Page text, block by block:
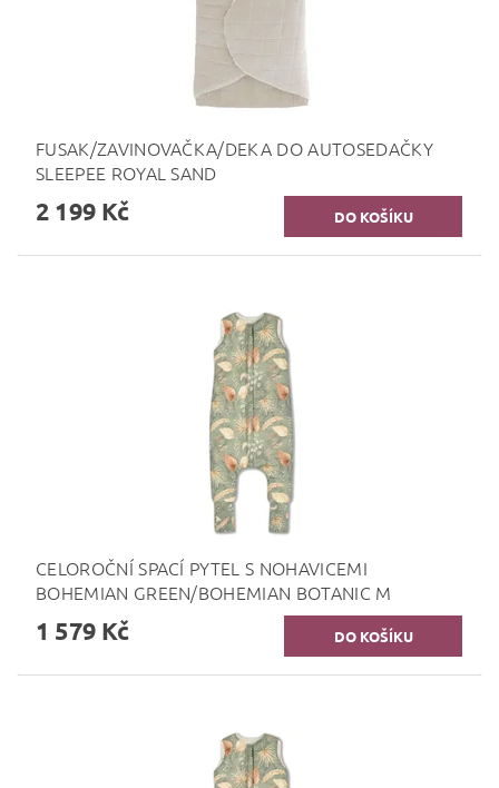
FUSAK/ZAVINOVAČKA/DEKA DO AUTOSEDAČKY
SLEEPEE ROYAL SAND
2 199 Kč
CELOROČNÍ SPACÍ PYTEL S NOHAVICEMI
BOHEMIAN GREEN/BOHEMIAN BOTANIC M
1 579 Kč